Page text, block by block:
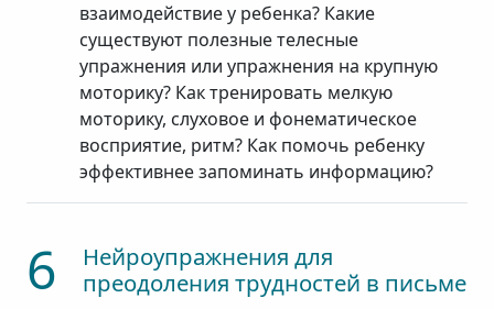
взаимодействие у ребенка? Какие
существуют полезные телесные
упражнения или упражнения на крупную
моторику? Как тренировать мелкую
моторику, слуховое и фонематическое
восприятие, ритм? Как помочь ребенку
эффективнее запоминать информацию?
6
Нейроупражнения для
преодоления трудностей в письме